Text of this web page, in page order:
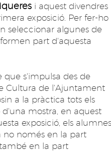
i aquest divendres
exposició. Per fer-ho
seleccionar algunes de
part d'aquesta
que s'impulsa des de
Cultura de l'Ajuntament
a la pràctica tots els
mostra, en aquest
exposició, els alumnes
no només en la part
en la part